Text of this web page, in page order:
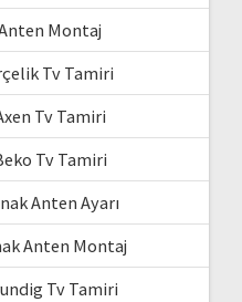
Montaj
Tv Tamiri
Tv Tamiri
Tv Tamiri
Anten Ayarı
Anten Montaj
Tv Tamiri